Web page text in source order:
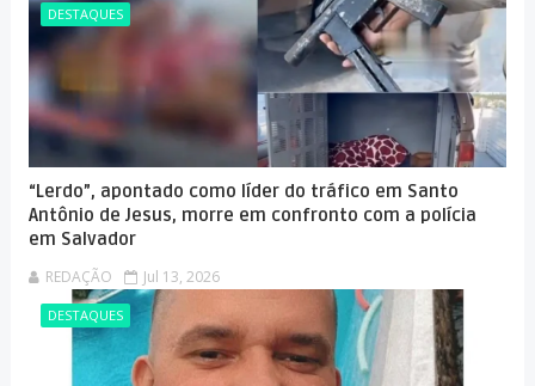
DESTAQUES
“Lerdo”, apontado como líder do tráfico em Santo
Antônio de Jesus, morre em confronto com a polícia
em Salvador
REDAÇÃO Jul 13, 2026
DESTAQUES